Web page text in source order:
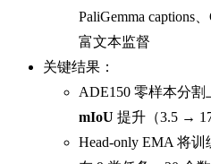
PaliGemma captions
富文本监督
关键结果：
ADE150 零样本分
mIoU 提升（3.5 →
Head-only EMA 将